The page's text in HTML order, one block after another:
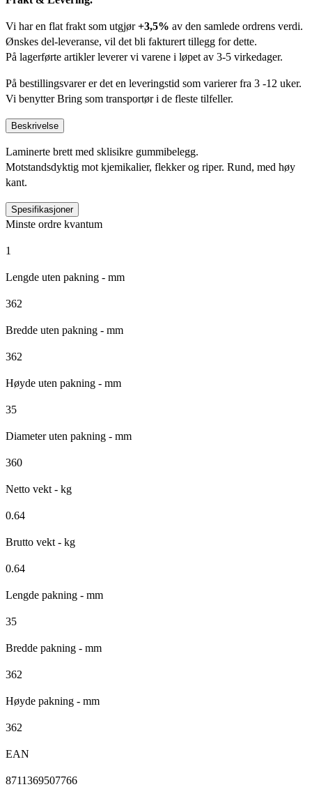
Vi har en flat frakt som utgjør+3,5% av den samlede ordrens verdi.
Ønskes del-leveranse, vil det bli fakturert tillegg for dette.
På lagerførte artikler leverer vi varene i løpet av 3-5 virkedager.
På bestillingsvarer er det en leveringstid som varierer fra 3 -12 uker.
Vi benytter Bring som transportør i de fleste tilfeller.
Beskrivelse
Laminerte brett med sklisikre gummibelegg.
Motstandsdyktig mot kjemikalier, flekker og riper. Rund, med høy
kant.
Spesifikasjoner
Minste ordre kvantum
1
Lengde uten pakning - mm
362
Bredde uten pakning - mm
362
Høyde uten pakning - mm
35
Diameter uten pakning - mm
360
Netto vekt - kg
0.64
Brutto vekt - kg
0.64
Lengde pakning - mm
35
Bredde pakning - mm
362
Høyde pakning - mm
362
EAN
8711369507766